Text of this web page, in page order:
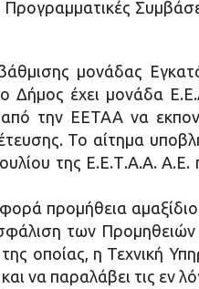
μονάδας
Δήμος έχει μονάδα
την ΕΕΤΑΑ να
Το αίτημα
της Ε.Ε.Τ.Α.Α.
προμήθεια
των
οποίας, η Τεχνική
να παραλάβει τις εν